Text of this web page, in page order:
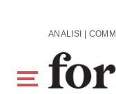
Skip to main content